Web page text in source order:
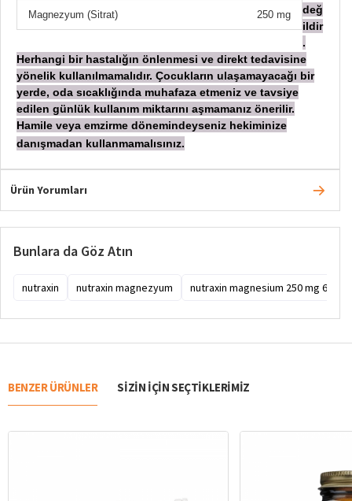
Magnezyum (Sitrat) 250 mg
değ
ildir
.
Herhangi bir hastalığın önlenmesi ve direkt tedavisine
yönelik kullanılmamalıdır. Çocukların ulaşamayacağı bir
yerde, oda sıcaklığında muhafaza etmeniz ve tavsiye
edilen günlük kullanım miktarını aşmamanız önerilir.
Hamile veya emzirme dönemindeyseniz hekiminize
danışmadan kullanmamalısınız.
Ürün Yorumları
Bunlara da Göz Atın
nutraxin nutraxin magnezyum nutraxin magnesium 250 mg 60
BENZER ÜRÜNLER SIZIN IÇIN SEÇTIKLERIMIZ